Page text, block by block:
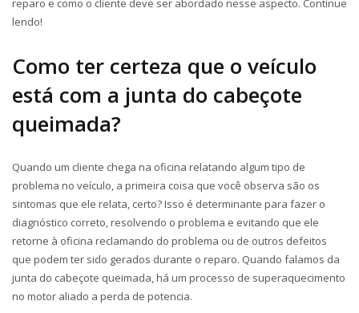
reparo e como o cliente deve ser abordado nesse aspecto. Continue
lendo!
Como ter certeza que o veículo
está com a junta do cabeçote
queimada?
Quando um cliente chega na oficina relatando algum tipo de
problema no veículo, a primeira coisa que você observa são os
sintomas que ele relata, certo? Isso é determinante para fazer o
diagnóstico correto, resolvendo o problema e evitando que ele
retorne à oficina reclamando do problema ou de outros defeitos
que podem ter sido gerados durante o reparo. Quando falamos da
junta do cabeçote queimada, há um processo de superaquecimento
no motor aliado a perda de potencia.